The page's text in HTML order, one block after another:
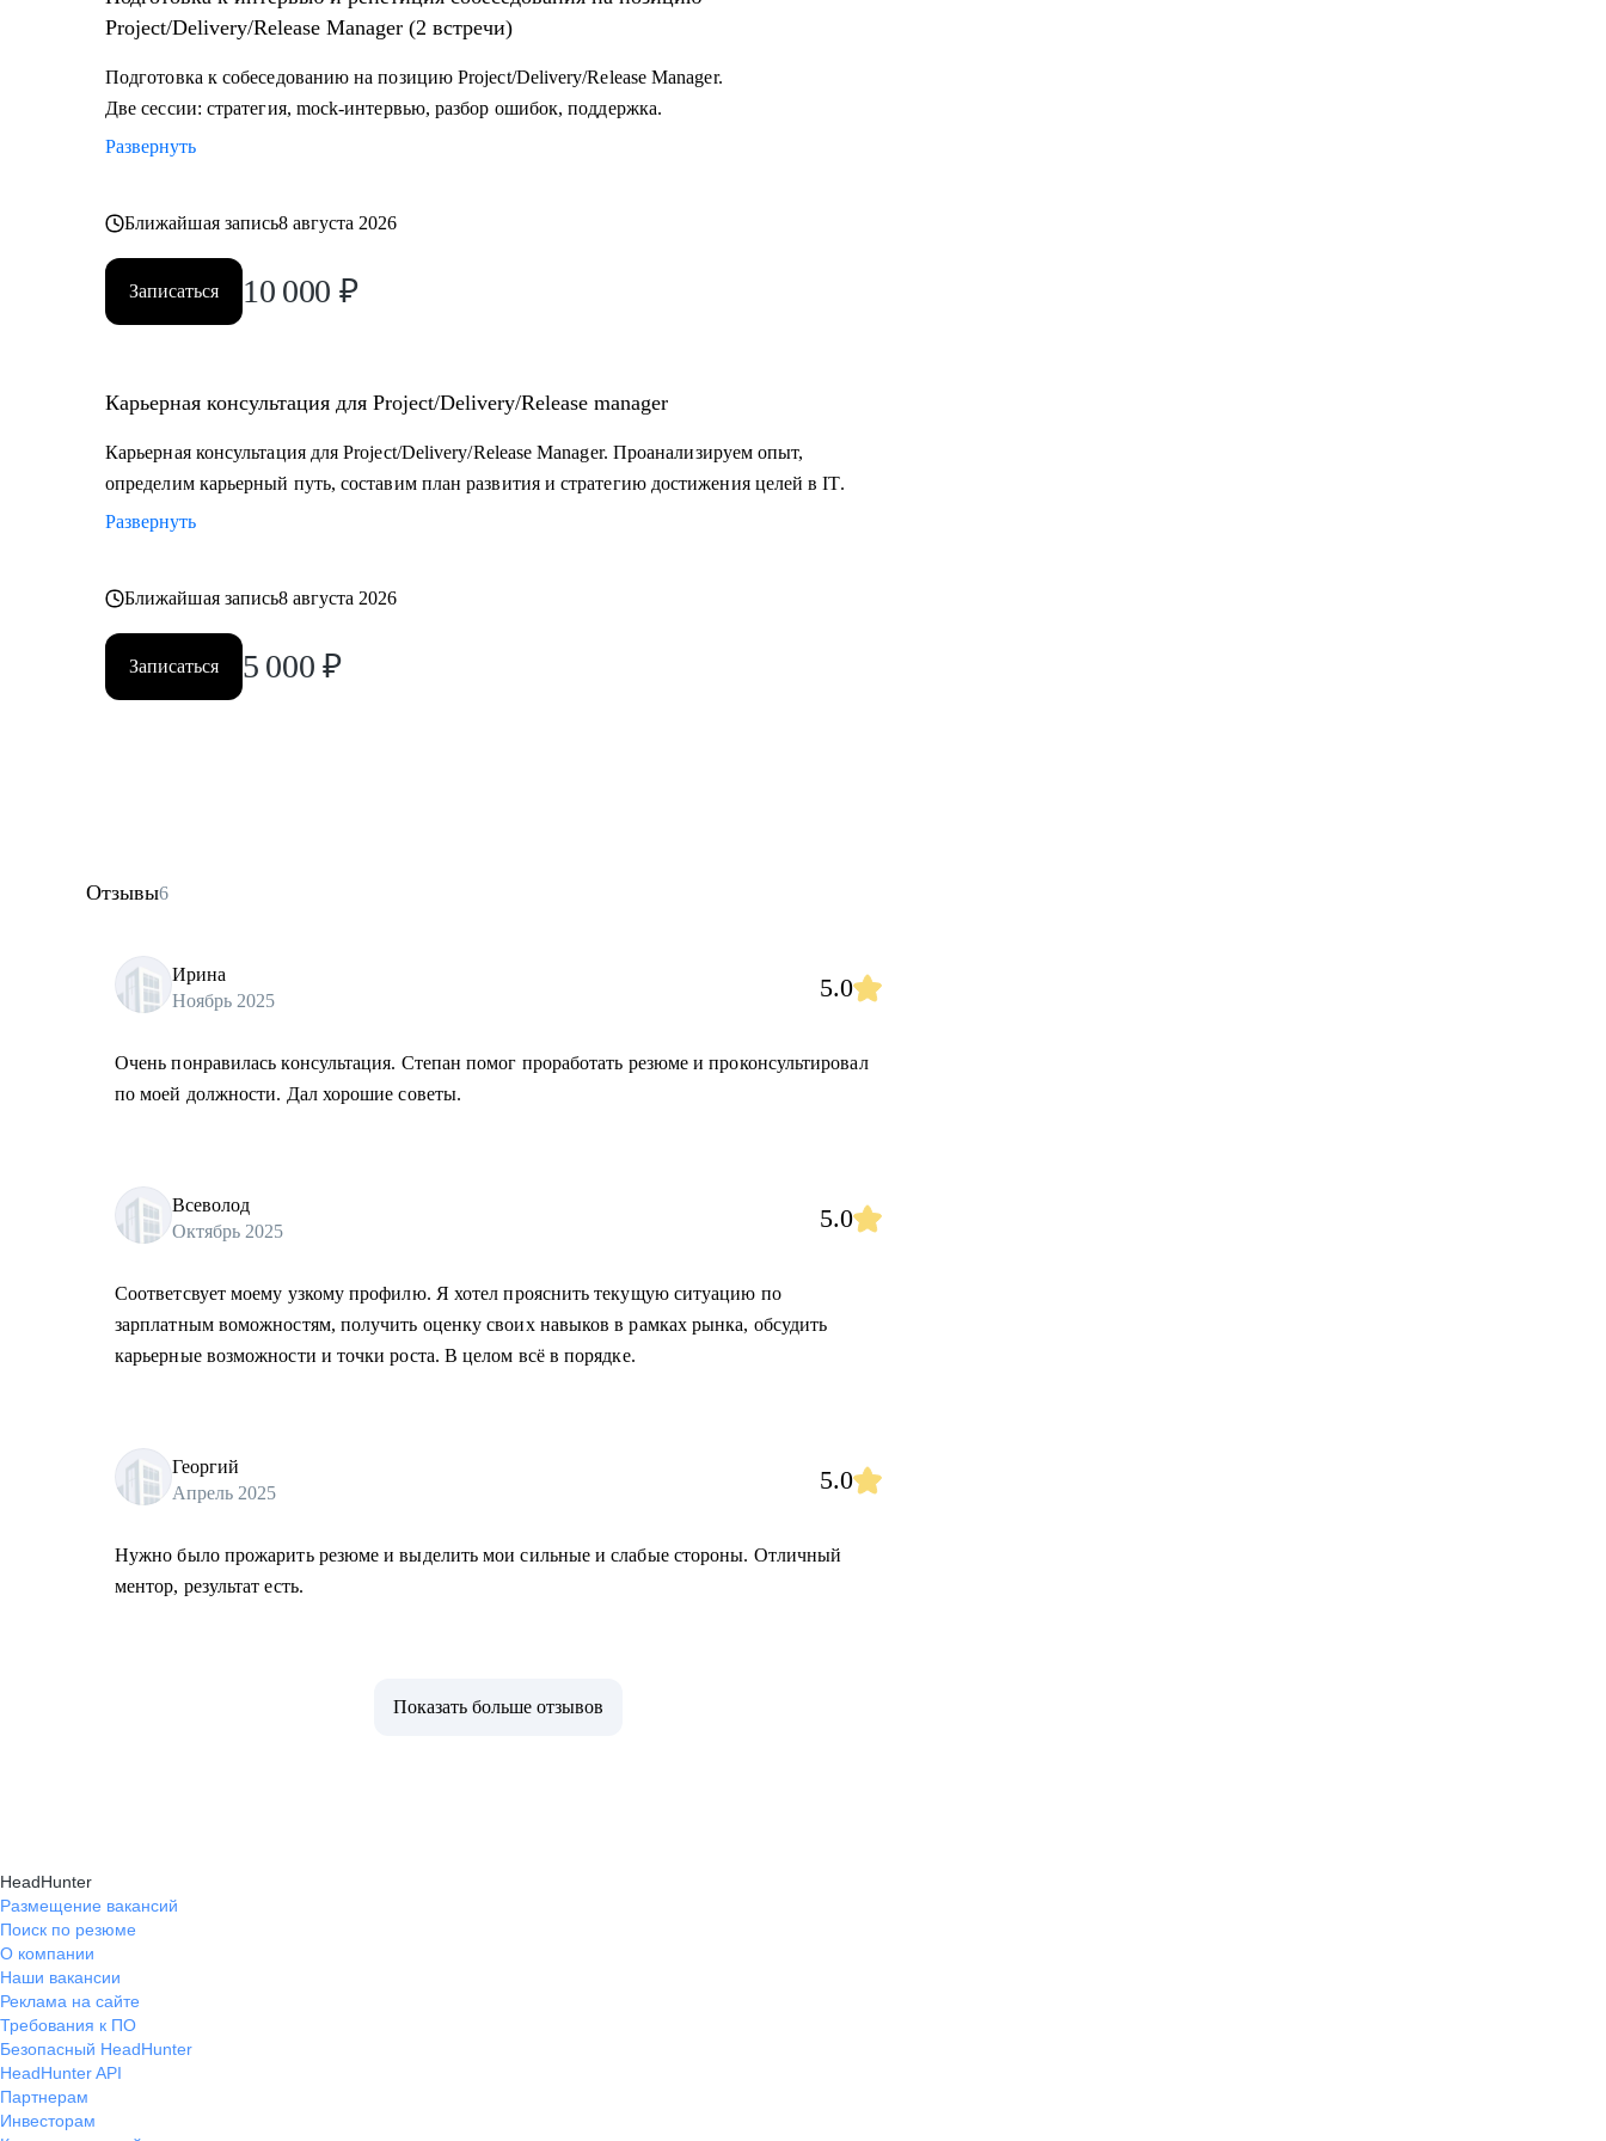
разные стороны.
Project/Delivery/Release Manager (2 встречи)
Подготовка к собеседованию на позицию Project/Delivery/Release Manager.
Две сессии: стратегия, mock-интервью, разбор ошибок, поддержка.
Развернуть
Ближайшая запись8 августа 2026
Записаться 10 000 ₽
Карьерная консультация для Project/Delivery/Release manager
Карьерная консультация для Project/Delivery/Release Manager. Проанализируем опыт,
определим карьерный путь, составим план развития и стратегию достижения целей в IT.
Развернуть
Ближайшая запись8 августа 2026
Записаться 5 000 ₽
Отзывы6
Ирина
Ноябрь 2025
5.0
Очень понравилась консультация. Степан помог проработать резюме и проконсультировал
по моей должности. Дал хорошие советы.
Всеволод
Октябрь 2025
5.0
Соответсвует моему узкому профилю. Я хотел прояснить текущую ситуацию по
зарплатным воможностям, получить оценку своих навыков в рамках рынка, обсудить
карьерные возможности и точки роста. В целом всё в порядке.
Георгий
Апрель 2025
5.0
Нужно было прожарить резюме и выделить мои сильные и слабые стороны. Отличный
ментор, результат есть.
Показать больше отзывов
HeadHunter
Размещение вакансий
Поиск по резюме
О компании
Наши вакансии
Реклама на сайте
Требования к ПО
Безопасный HeadHunter
HeadHunter API
Партнерам
Инвесторам